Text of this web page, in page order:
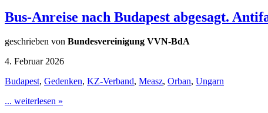
Bus-Anreise nach Budapest abgesagt.
geschrieben von Bundesvereinigung VVN-BdA
4. Februar 2026
Budapest, Gedenken, KZ-Verband, Measz, Orban, Ungarn
... weiterlesen »